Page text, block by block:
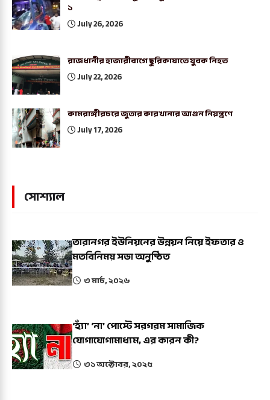
১
July 26, 2026
রাজধানীর হাজারীবাগে ছুরিকাঘাতে যুবক নিহত
July 22, 2026
কামরাঙ্গীরচরে জুতার কারখানার আগুন নিয়ন্ত্রণে
July 17, 2026
সোশ্যাল
তারানগর ইউনিয়নের উন্নয়ন নিয়ে ইফতার ও
মতবিনিময় সভা অনুষ্ঠিত
৩ মার্চ, ২০২৬
‘হ্যাঁ’ ‘না’ পোস্টে সরগরম সামাজিক
যোগাযোগামাধ্যম, এর কারন কী?
৩১ অক্টোবর, ২০২৫